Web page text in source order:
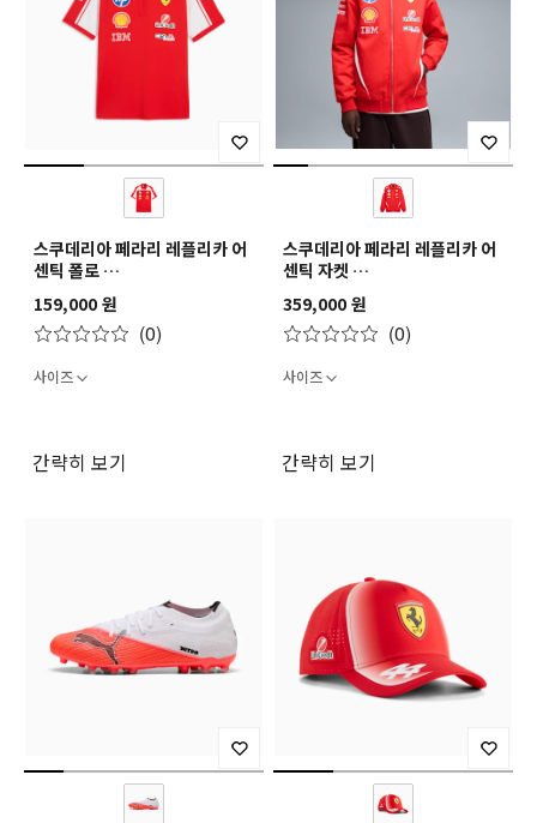
스쿠데리아 페라리 레플리카 어
센틱 폴로
SF Replica Authentic Polo
159,000 원
(0)
사이즈
간략히 보기
스쿠데리아 페라리 레플리카 어
센틱 자켓
SF Replica Drivers
Authentic Racing Jacket
359,000 원
(0)
사이즈
간략히 보기